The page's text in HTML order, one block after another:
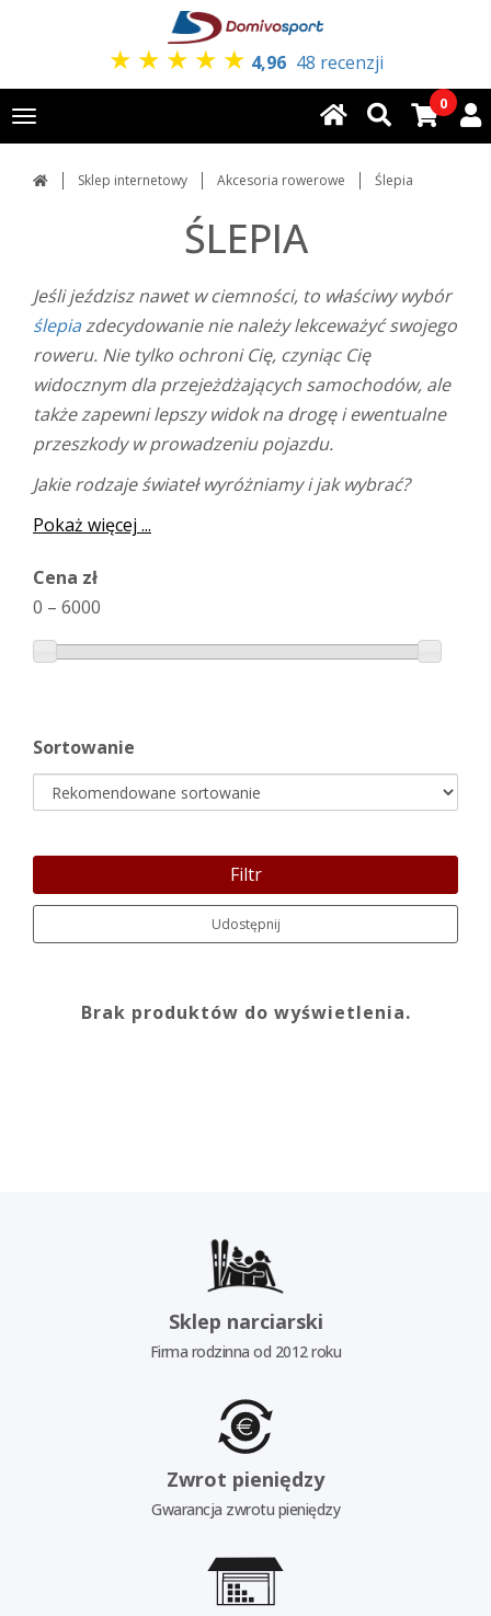
★ ★ ★ ★ ★ 4,96 48 recenzji
Toggle
navigation
0
Sklep internetowy Akcesoria rowerowe Ślepia
ŚLEPIA
Jeśli jeździsz nawet w ciemności, to właściwy wybór
ślepiazdecydowanie nie należy lekceważyć swojego
roweru. Nie tylko ochroni Cię, czyniąc Cię
widocznym dla przejeżdżających samochodów, ale
także zapewni lepszy widok na drogę i ewentualne
przeszkody w prowadzeniu pojazdu.
Jakie rodzaje świateł wyróżniamy i jak wybrać?
Pokaż więcej ...
Cena zł
0 – 6000
Sortowanie
Filtr
Udostępnij
Brak produktów do wyświetlenia.
Sklep narciarski
Firma rodzinna od 2012 roku
Zwrot pieniędzy
Gwarancja zwrotu pieniędzy